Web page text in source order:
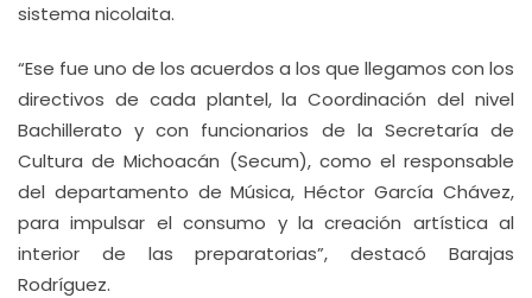
sistema nicolaita.
“Ese fue uno de los acuerdos a los que llegamos con los
directivos de cada plantel, la Coordinación del nivel
Bachillerato y con funcionarios de la Secretaría de
Cultura de Michoacán (Secum), como el responsable
del departamento de Música, Héctor García Chávez,
para impulsar el consumo y la creación artística al
interior de las preparatorias”, destacó Barajas
Rodríguez.